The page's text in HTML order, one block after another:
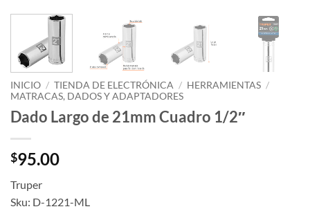
INICIO / TIENDA DE ELECTRÓNICA / HERRAMIENTAS /
MATRACAS, DADOS Y ADAPTADORES
Dado Largo de 21mm Cuadro 1/2″
$95.00
Truper
Sku: D-1221-ML